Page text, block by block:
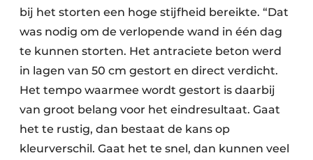
bij het storten een hoge stijfheid bereikte. “Dat
was nodig om de verlopende wand in één dag
te kunnen storten. Het antraciete beton werd
in lagen van 50 cm gestort en direct verdicht.
Het tempo waarmee wordt gestort is daarbij
van groot belang voor het eindresultaat. Gaat
het te rustig, dan bestaat de kans op
kleurverschil. Gaat het te snel, dan kunnen veel